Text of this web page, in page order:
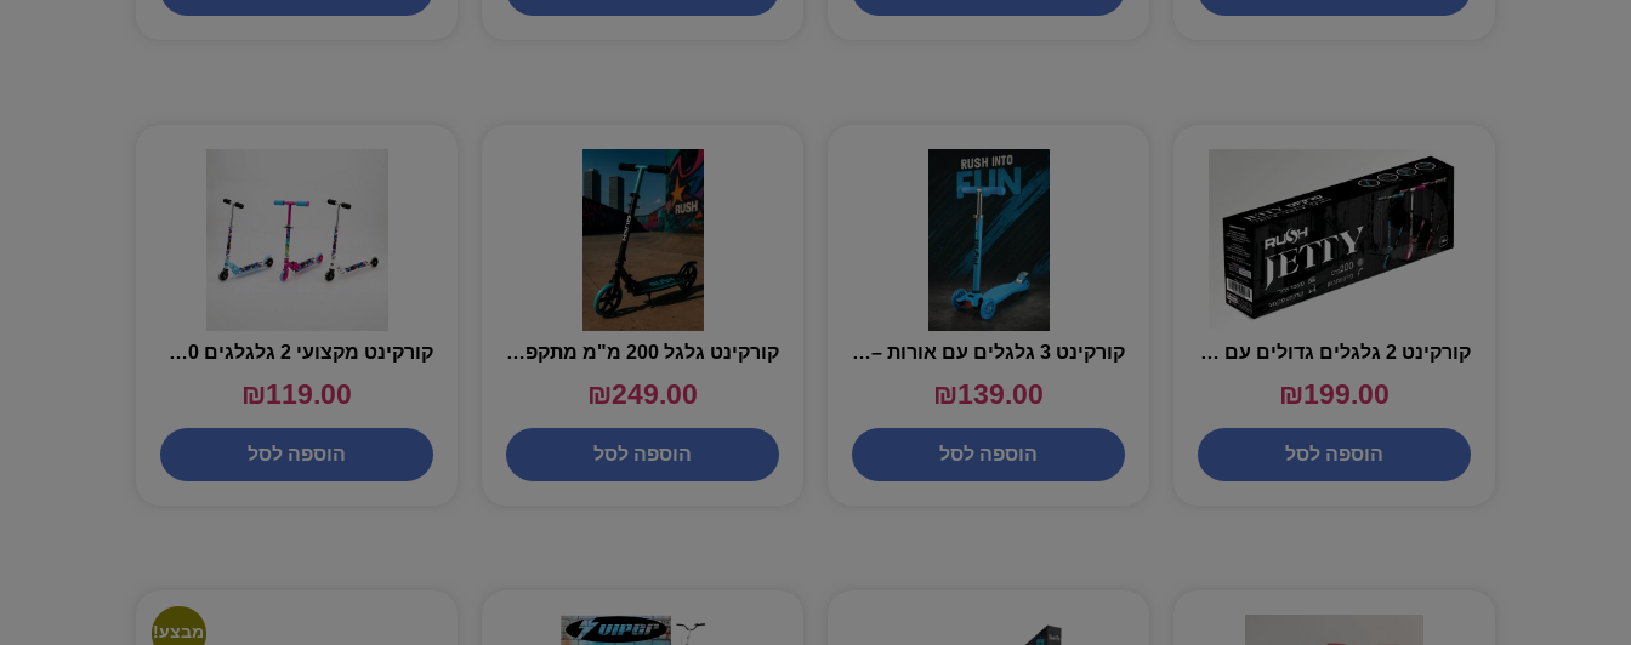
קורקינט 2 גלגלים גדולים עם מעצור יד – שירן
₪199.00
הוספה לסל
קורקינט 3 גלגלים עם אורות – RUSH INTO
₪139.00
הוספה לסל
קורקינט גלגל 200 מ"מ מתקפל – RUSH
₪249.00
הוספה לסל
קורקינט מקצועי 2 גלגלגים 120 מ"מ -DERBY
₪119.00
הוספה לסל
מבצע!